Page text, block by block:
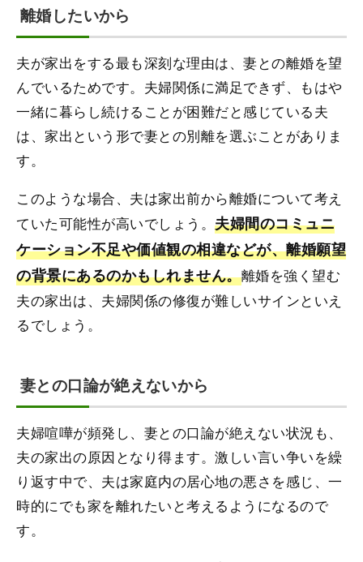
離婚したいから
夫が家出をする最も深刻な理由は、妻との離婚を望
んでいるためです。夫婦関係に満足できず、もはや
一緒に暮らし続けることが困難だと感じている夫
は、家出という形で妻との別離を選ぶことがありま
す。
このような場合、夫は家出前から離婚について考え
ていた可能性が高いでしょう。夫婦間のコミュニ
ケーション不足や価値観の相違などが、離婚願望
の背景にあるのかもしれません。離婚を強く望む
夫の家出は、夫婦関係の修復が難しいサインといえ
るでしょう。
妻との口論が絶えないから
夫婦喧嘩が頻発し、妻との口論が絶えない状況も、
夫の家出の原因となり得ます。激しい言い争いを繰
り返す中で、夫は家庭内の居心地の悪さを感じ、一
時的にでも家を離れたいと考えるようになるので
す。